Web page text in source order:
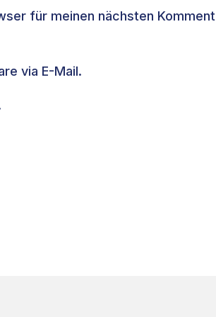
für meinen nächsten
via E-Mail.